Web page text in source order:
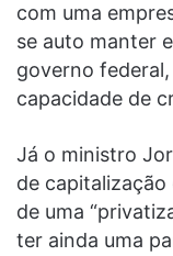
com uma
se auto manter
governo
capacidade de
Já o ministro
de
de uma
ter ainda uma